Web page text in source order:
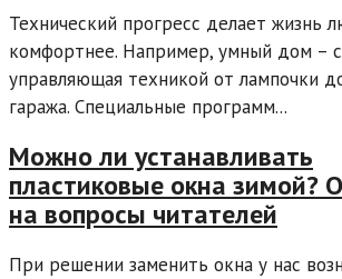
Технический прогресс делает жизнь
комфортнее. Например, умный дом –
управляющая техникой от лампочки
гаража. Специальные программ...
Можно ли устанавливать
пластиковые окна зимой?
на вопросы читателей
При решении заменить окна у нас